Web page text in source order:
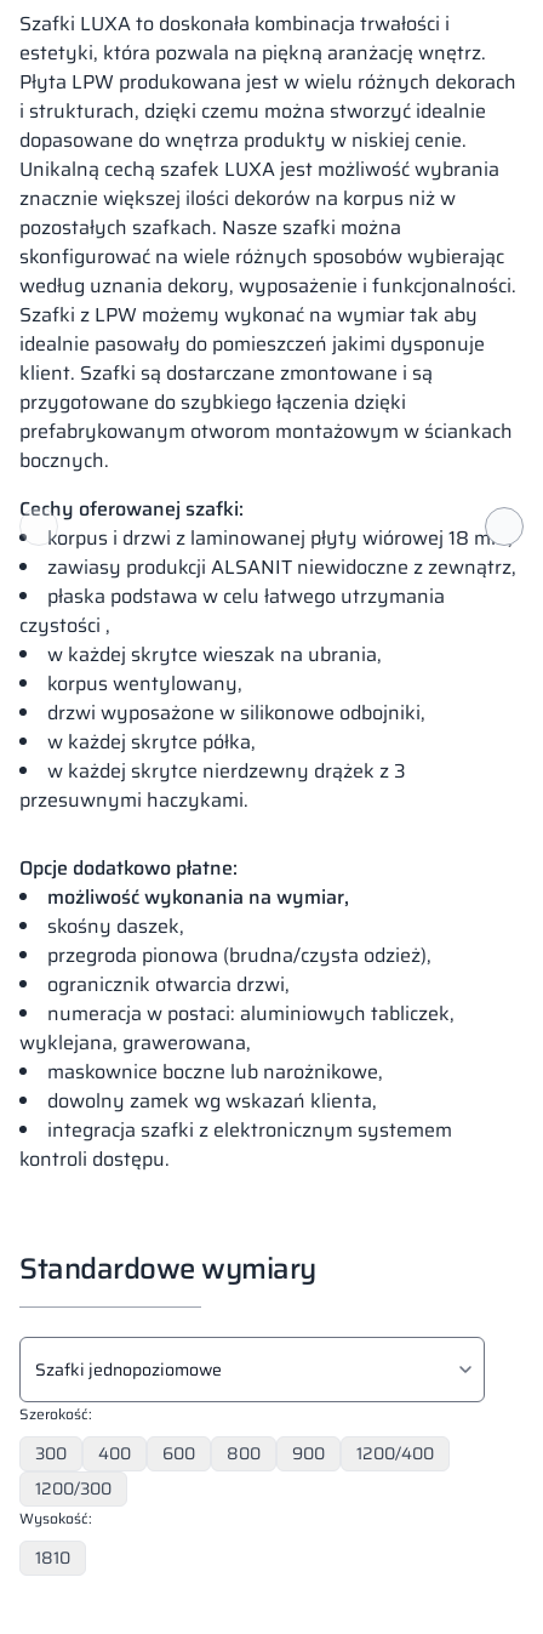
Szafki LUXA to doskonała kombinacja trwałości i
estetyki, która pozwala na piękną aranżację wnętrz.
Płyta LPW produkowana jest w wielu różnych dekorach
i strukturach, dzięki czemu można stworzyć idealnie
dopasowane do wnętrza produkty w niskiej cenie.
Unikalną cechą szafek LUXA jest możliwość wybrania
znacznie większej ilości dekorów na korpus niż w
pozostałych szafkach. Nasze szafki można
skonfigurować na wiele różnych sposobów wybierając
według uznania dekory, wyposażenie i funkcjonalności.
Szafki z LPW możemy wykonać na wymiar tak aby
idealnie pasowały do pomieszczeń jakimi dysponuje
klient. Szafki są dostarczane zmontowane i są
przygotowane do szybkiego łączenia dzięki
prefabrykowanym otworom montażowym w ściankach
bocznych.
Cechy oferowanej szafki:
korpus i drzwi z laminowanej płyty wiórowej 18 mm,
zawiasy produkcji ALSANIT niewidoczne z zewnątrz,
płaska podstawa w celu łatwego utrzymania
czystości ,
w każdej skrytce wieszak na ubrania,
korpus wentylowany,
drzwi wyposażone w silikonowe odbojniki,
w każdej skrytce półka,
w każdej skrytce nierdzewny drążek z 3
przesuwnymi haczykami.
Opcje dodatkowo płatne:
możliwość wykonania na wymiar,
skośny daszek,
przegroda pionowa (brudna/czysta odzież),
ogranicznik otwarcia drzwi,
numeracja w postaci: aluminiowych tabliczek,
wyklejana, grawerowana,
maskownice boczne lub narożnikowe,
dowolny zamek wg wskazań klienta,
integracja szafki z elektronicznym systemem
kontroli dostępu.
Standardowe wymiary
Typ szafki
Szerokość:
300 400 600 800 900
1200/400
1200/300
Wysokość:
1810